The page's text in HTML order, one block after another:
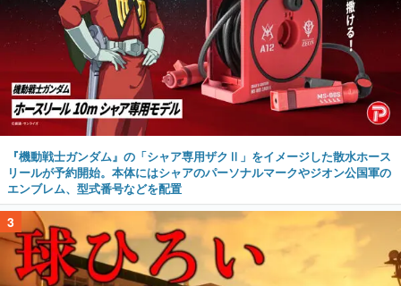
『機動戦士ガンダム』の「シャア専用ザクⅡ」をイメージした散水ホース
リールが予約開始。本体にはシャアのパーソナルマークやジオン公国軍の
エンブレム、型式番号などを配置
3